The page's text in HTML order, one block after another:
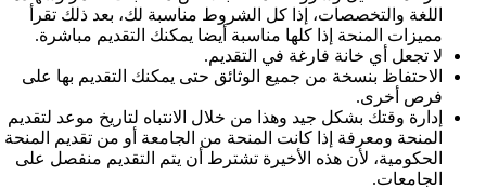
اللغة والتخصصات، إذا كل الشروط مناسبة لك، بعد ذلك تقرأ
مميزات المنحة إذا كلها مناسبة أيضا يمكنك التقديم مباشرة.
لا تجعل أي خانة فارغة في التقديم.
الاحتفاظ بنسخة من جميع الوثائق حتى يمكنك التقديم بها على
فرص أخرى.
إدارة وقتك بشكل جيد وهذا من خلال الانتباه لتاريخ موعد لتقديم
المنحة ومعرفة إذا كانت المنحة من الجامعة أو من تقديم المنحة
الحكومية، لأن هذه الأخيرة تشترط أن يتم التقديم منفصل على
الجامعات.